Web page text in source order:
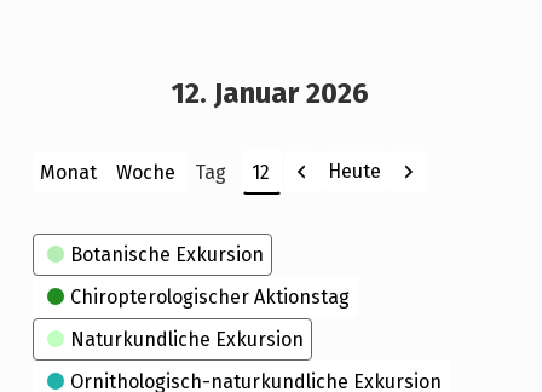
12. Januar 2026
Monat Woche Tag
Monat
Tag
Jahr
Zurück
Heute Weiter
Kategorien
Botanische Exkursion
Chiropterologischer Aktionstag
Naturkundliche Exkursion
Ornithologisch-naturkundliche Exkursion